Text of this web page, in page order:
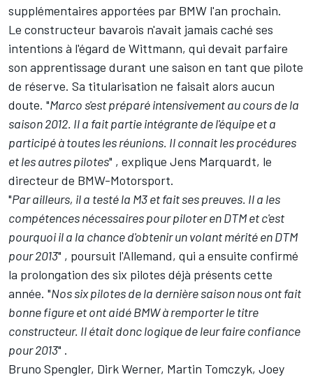
supplémentaires apportées par BMW l'an prochain.
Le constructeur bavarois n'avait jamais caché ses
intentions à l'égard de Wittmann, qui devait parfaire
son apprentissage durant une saison en tant que pilote
de réserve. Sa titularisation ne faisait alors aucun
doute. "Marco s'est préparé intensivement au cours de la
saison 2012. Il a fait partie intégrante de l'équipe et a
participé à toutes les réunions. Il connait les procédures
et les autres pilotes" , explique Jens Marquardt, le
directeur de BMW-Motorsport.
"Par ailleurs, il a testé la M3 et fait ses preuves. Il a les
compétences nécessaires pour piloter en DTM et c'est
pourquoi il a la chance d'obtenir un volant mérité en DTM
pour 2013" , poursuit l'Allemand, qui a ensuite confirmé
la prolongation des six pilotes déjà présents cette
année. "Nos six pilotes de la dernière saison nous ont fait
bonne figure et ont aidé BMW à remporter le titre
constructeur. Il était donc logique de leur faire confiance
pour 2013" .
Bruno Spengler, Dirk Werner, Martin Tomczyk, Joey